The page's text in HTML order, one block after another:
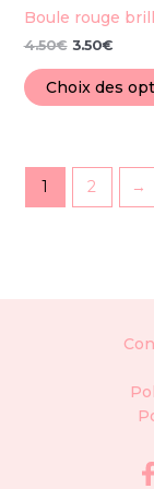
Boule rouge
4.50€ 3.50€
Choix des
1 2 →